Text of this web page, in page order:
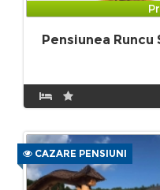
Pensiunea Runcu
CAZARE PENSIUNI